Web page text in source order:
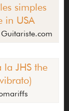
simples
in USA
JHS the